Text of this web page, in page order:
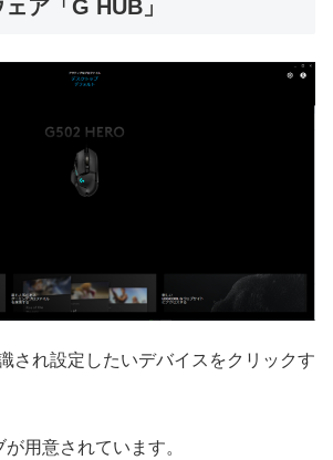
ア「G HUB」
され設定したいデバイスをクリックす
用意されています。